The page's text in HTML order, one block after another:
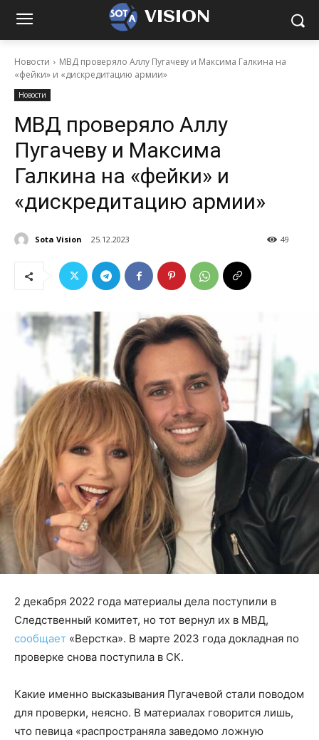
VISION
Новости
МВД проверяло Аллу Пугачеву и Максима Галкина на
«фейки» и «дискредитацию армии»
Новости
МВД проверяло Аллу
Пугачеву и Максима
Галкина на «фейки» и
«дискредитацию армии»
Sota Vision 25.12.2023 49
2 декабря 2022 года материалы дела поступили в
Следственный комитет, но тот вернул их в МВД,
сообщает «Верстка». В марте 2023 года докладная по
проверке снова поступила в СК.
Какие именно высказывания Пугачевой стали поводом
для проверки, неясно. В материалах говорится лишь,
что певица «распространяла заведомо ложную